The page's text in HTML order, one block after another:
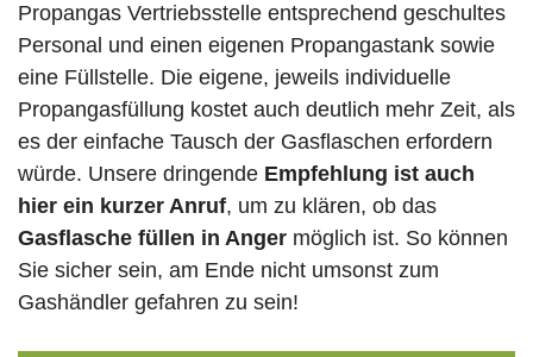
Propangas Vertriebsstelle entsprechend geschultes
Personal und einen eigenen Propangastank sowie
eine Füllstelle. Die eigene, jeweils individuelle
Propangasfüllung kostet auch deutlich mehr Zeit, als
es der einfache Tausch der Gasflaschen erfordern
würde. Unsere dringende Empfehlung ist auch
hier ein kurzer Anruf, um zu klären, ob das
Gasflasche füllen in Anger möglich ist. So können
Sie sicher sein, am Ende nicht umsonst zum
Gashändler gefahren zu sein!